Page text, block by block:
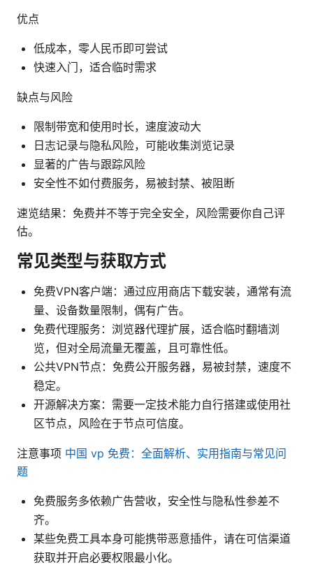
优点
低成本，零人民币即可尝试
快速入门，适合临时需求
缺点与风险
限制带宽和使用时长，速度波动大
日志记录与隐私风险，可能收集浏览记录
显著的广告与跟踪风险
安全性不如付费服务，易被封禁、被阻断
速览结果：免费并不等于完全安全，风险需要你自己评
估。
常见类型与获取方式
免费VPN客户端：通过应用商店下载安装，通常有流
量、设备数量限制，偶有广告。
免费代理服务：浏览器代理扩展，适合临时翻墙浏
览，但对全局流量无覆盖，且可靠性低。
公共VPN节点：免费公开服务器，易被封禁，速度不
稳定。
开源解决方案：需要一定技术能力自行搭建或使用社
区节点，风险在于节点可信度。
注意事项 中国 vp 免费：全面解析、实用指南与常见问
题
免费服务多依赖广告营收，安全性与隐私性参差不
齐。
某些免费工具本身可能携带恶意插件，请在可信渠道
获取并开启必要权限最小化。